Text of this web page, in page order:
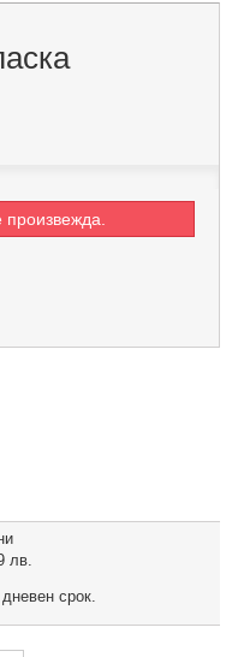
произвежда.
лв.
срок.